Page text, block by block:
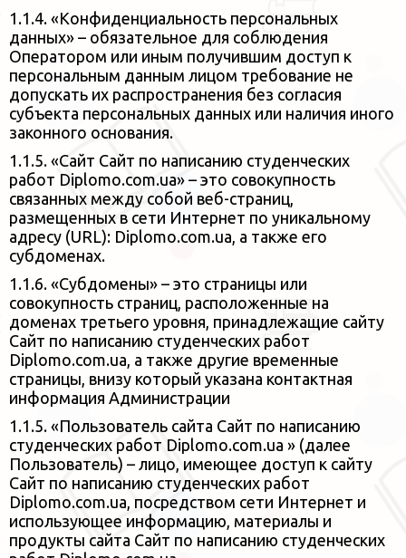
1.1.4. «Конфиденциальность персональных
данных» – обязательное для соблюдения
Оператором или иным получившим доступ к
персональным данным лицом требование не
допускать их распространения без согласия
субъекта персональных данных или наличия иного
законного основания.
1.1.5. «Сайт Сайт по написанию студенческих
работ Diplomo.com.ua» – это совокупность
связанных между собой веб-страниц,
размещенных в сети Интернет по уникальному
адресу (URL): Diplomo.com.ua, а также его
субдоменах.
1.1.6. «Субдомены» – это страницы или
совокупность страниц, расположенные на
доменах третьего уровня, принадлежащие сайту
Сайт по написанию студенческих работ
Diplomo.com.ua, а также другие временные
страницы, внизу который указана контактная
информация Администрации
1.1.5. «Пользователь сайта Сайт по написанию
студенческих работ Diplomo.com.ua » (далее
Пользователь) – лицо, имеющее доступ к сайту
Сайт по написанию студенческих работ
Diplomo.com.ua, посредством сети Интернет и
использующее информацию, материалы и
продукты сайта Сайт по написанию студенческих